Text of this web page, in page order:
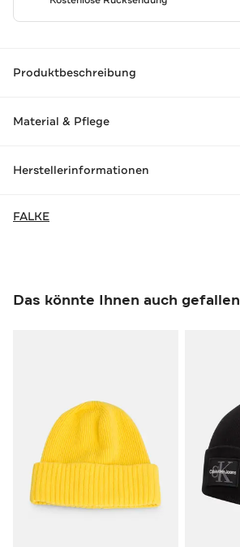
Produktbeschreibung
Material & Pflege
Herstellerinformationen
FALKE
Das könnte Ihnen auch gefallen